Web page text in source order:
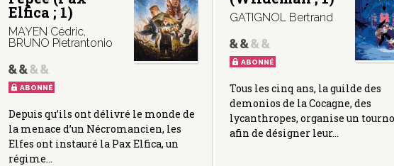
Elfica ; 1)
MAYEN Cédric,
BRUNO Pietrantonio
ABONNÉ
Depuis qu’ils ont délivré le monde de
la menace d’un Nécromancien, les
Elfes ont instauré la Pax Elfica, un
régime…
GATIGNOL Bertrand
ABONNÉ
Tous les cinq ans, la guilde des
demonios de la Cocagne, des
lycanthropes, organise un
afin de désigner leur…